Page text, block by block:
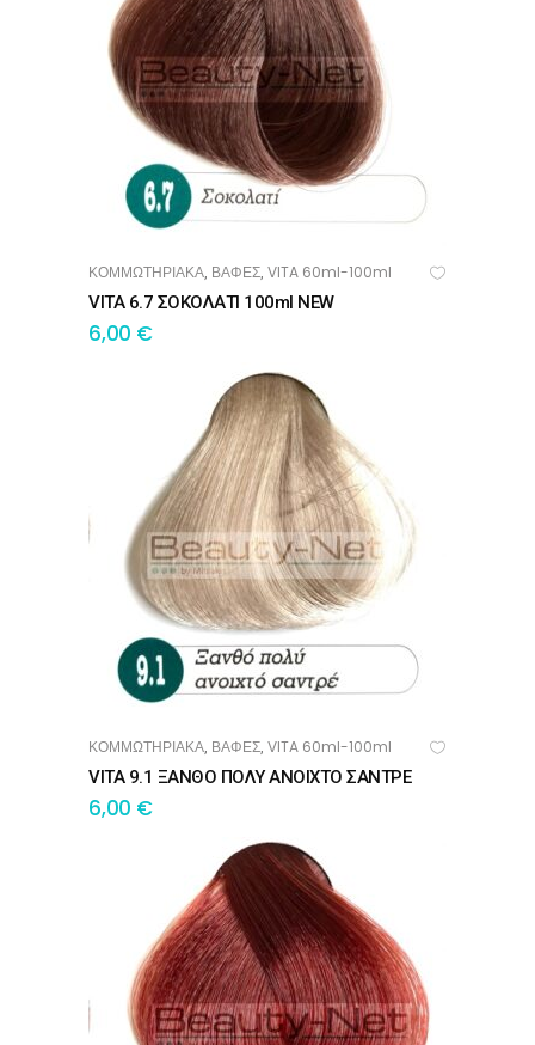
ΠΡΟΣΘΉΚΗ ΣΤΟ ΚΑΛΆΘΙ
ΚΟΜΜΩΤΗΡΙΑΚΑ, ΒΑΦΕΣ, VITA 60ml-100ml
VITA 6.7 ΣΟΚΟΛΑΤΙ 100ml NEW
6,00 €
ΠΡΟΣΘΉΚΗ ΣΤΟ ΚΑΛΆΘΙ
ΚΟΜΜΩΤΗΡΙΑΚΑ, ΒΑΦΕΣ, VITA 60ml-100ml
VITA 9.1 ΞΑΝΘΟ ΠΟΛΥ ΑΝΟΙΧΤΟ ΣΑΝΤΡΕ
6,00 €